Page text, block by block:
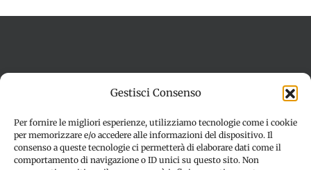
Gestisci Consenso
Per fornire le migliori esperienze, utilizziamo tecnologie come i cookie
per memorizzare e/o accedere alle informazioni del dispositivo. Il
consenso a queste tecnologie ci permetterà di elaborare dati come il
comportamento di navigazione o ID unici su questo sito. Non
Dichiarazione sulla Privacy (UE)
Disconoscimento